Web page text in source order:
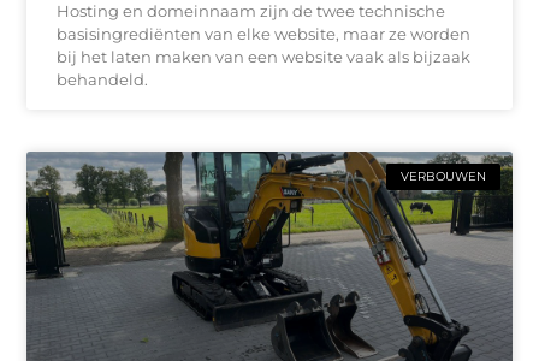
Hosting en domeinnaam zijn de twee technische
basisingrediënten van elke website, maar ze worden
bij het laten maken van een website vaak als bijzaak
behandeld.
VERBOUWEN